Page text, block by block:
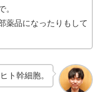
。
薬品になったりもして
ト幹細胞。